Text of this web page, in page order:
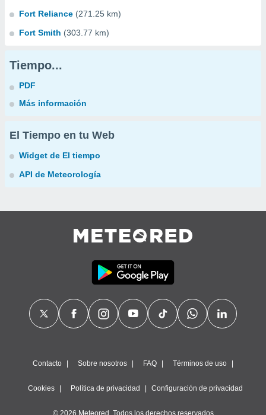
Fort Reliance (271.25 km)
Fort Smith (303.77 km)
Tiempo...
PDF
Más información
El Tiempo en tu Web
Widget de El tiempo
API de Meteorología
Contacto Sobre nosotros FAQ Términos de uso
Cookies Política de privacidad Configuración de privacidad
© 2026 Meteored. Todos los derechos reservados